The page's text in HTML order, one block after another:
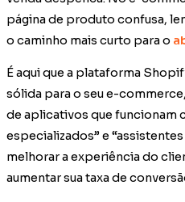
página de produto confusa,
o caminho mais curto para o
É aqui que a plataforma
sólida para o seu e-
de aplicativos que funcionam
especializados” e
melhorar a experiência do
aumentar sua taxa de